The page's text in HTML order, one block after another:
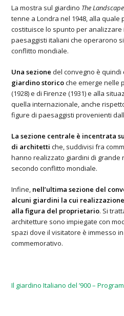
La mostra sul giardino The
tenne a Londra nel 1948, alla quale
costituisce lo spunto per
paesaggisti italiani che operarono
conflitto mondiale.
Una sezionedel convegno è quindi
giardino storicoche emerge nelle
(1928) e di Firenze (1931) e alla
quella internazionale, anche
figure di paesaggisti provenienti
La sezione centrale è incentrata
di architetti che, suddivisi fra
hanno realizzato giardini di grande
secondo conflitto mondiale.
Infine, nell’ultima sezione del
alcuni giardini la cui
alla figura del proprietario. Si
architetture sono impiegate con
spazi dove il visitatore è immesso
commemorativo.
Il giardino Italiano del ’900 –